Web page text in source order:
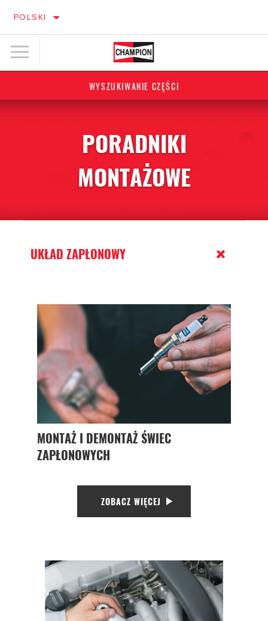
POLSKI
WYSZUKIWANIE CZĘŚCI
PORADNIKI
MONTAŻOWE
UKŁAD ZAPŁONOWY
MONTAŻ I DEMONTAŻ ŚWIEC
ZAPŁONOWYCH
ZOBACZ WIĘCEJ